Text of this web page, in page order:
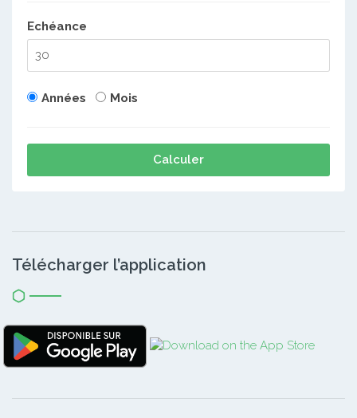
Echéance
Années Mois
Calculer
Télécharger l’application